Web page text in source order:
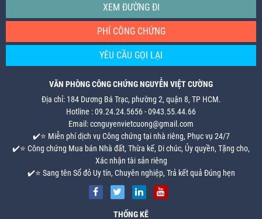
XEM ĐƯỜNG ĐI
PHÍ CÔNG CHỨNG
YÊU CẦU GỌI LẠI
VĂN PHÒNG CÔNG CHỨNG NGUYỄN VIỆT CƯỜNG
Địa chỉ: 184 Dương Bá Trạc, phường 2, quận 8, TP HCM.
Hotline : 09.24.24.5656 - 0943.55.44.66
Email: ccnguyenvietcuong@gmail.com
✔️⭐ Miễn phí dịch vụ Công chứng tại nhà riêng, Phục vụ 24/7
✔️⭐ Công chứng Mua bán Nhà đất, Thừa kế, Di chúc, Ủy quyền, Tặng cho,
Xác nhận tài sản riêng
✔️⭐ Sang tên Sổ đỏ Uy tín, Chuyên nghiệp, Trả kết quả Đúng hẹn
THỐNG KÊ